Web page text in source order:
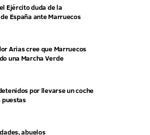
Ejército duda de la
España ante Marruecos
Arias cree que Marruecos
una Marcha Verde
por llevarse un coche
puestas
abuelos